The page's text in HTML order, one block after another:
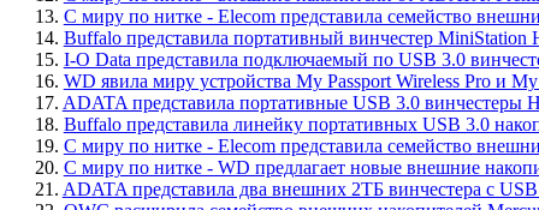
13. С миру по нитке - Elecom представила семейство
14. Buffalo представила портативный винчестер
15. I-O Data представила подключаемый по USB 3.0
16. WD явила миру устройства My Passport Wireless Pro и
17. ADATA представила портативные USB 3.0 винчестеры
18. Buffalo представила линейку портативных USB 3.0
19. С миру по нитке - Elecom представила семейство
20. С миру по нитке - WD предлагает новые внешние
21. ADATA представила два внешних 2ТБ винчестера с